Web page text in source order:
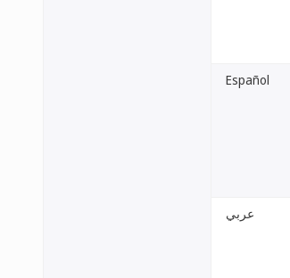
Español
عربي